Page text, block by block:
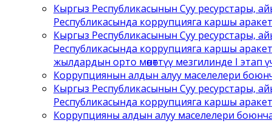
Кыргыз Республикасынын Суу ресурстары,
Республикасында коррупцияга каршы
Кыргыз Республикасынын Суу ресурстары,
Республикасында коррупцияга каршы
жылдардын орто мөөнөттүү мезгилинде I этап
Коррупциянын алдын алуу маселелери
Кыргыз Республикасынын Суу ресурстары,
Республикасында коррупцияга каршы
Коррупцияны алдын алуу маселелери боюнча